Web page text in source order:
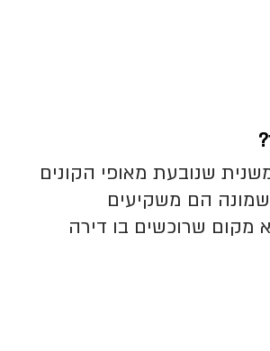
שנובעת מאופי הקונים
שמונה הם משקיעים
שרוכשים בו דירה